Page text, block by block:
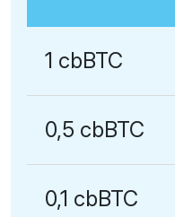
1 cbBTC
0,5 cbBTC
0,1 cbBTC